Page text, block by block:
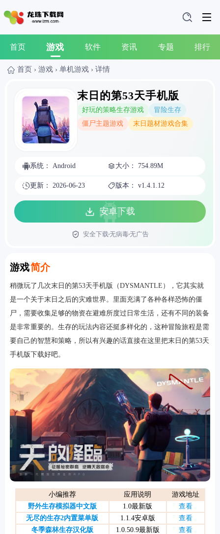
游戏
首页 游戏 软件 资讯 专题 排行
首页 › 游戏 › 单机游戏 › 详情
末日的第53天手机版
好玩的策略生存游戏
冒险生存
僵尸主题游戏
末日题材游戏合集
系统： Android 大小： 754.89M
更新： 2026-06-23 版本： v1.4.1.12
安卓下载
安全下载无病毒无广告
游戏简介
Introduction
稍微玩了几次末日的第53天手机版（DYSMANTLE），它其实就
是一个关于末日之后的灾难世界。里面充满了各种各样恐怖的僵
尸，需要收集足够的物资在避难所度过日常生活，还有不同的装备
是非常重要的。生存的玩法内容还挺多样化的，这种冒险旅程是需
要自己的智慧和策略，所以有兴趣的话直接在这里把末日的第53天
手机版下载好吧。
小编推荐 应用说明
游戏地址
野外生存模拟器中文版
1.0最新版
查看
无尽的生存2内置菜单版
1.1.4安卓版
查看
冬季森林生存汉化版
1.0.50.9最新版 查看